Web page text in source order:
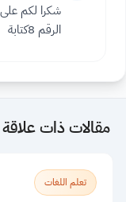
شكرا لكم
الرقم 8كتابة
مقالات ذات علاقة
تعلم اللغات